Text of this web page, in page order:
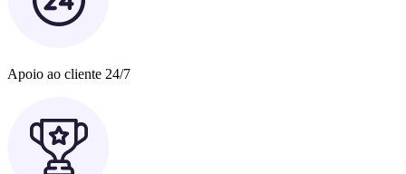
Apoio ao cliente 24/7